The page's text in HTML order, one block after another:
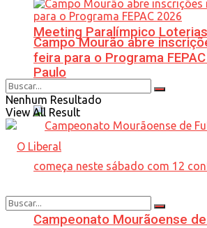
Meeting Paralímpico
Paulo
Campeonato Mourãoense
Campo Mourão abre
feira para o Programa
Nenhum Resultado
View All Result